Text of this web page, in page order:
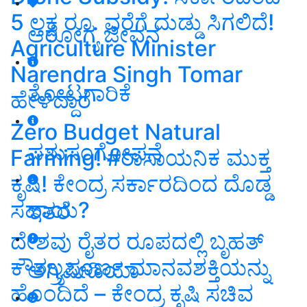
ಆರೋಗ್ಯ ಜೀವನ
ತೋಟಗಾರಿಕೆ
ಪಶುಸಂಗೋಪನೆ
ಇತರೆ
ಅಗ್ರಿಪೀಡಿಯಾ
5 ಲಕ್ಷ ರೂ. ವರೆಗೆ ದುಡ್ಡು ಸಿಗಲಿದೆ!
Agriculture Minister
Narendra Singh Tomar
ಹೇಳಿದ್ದಾರೆ
Zero Budget Natural
Farming! #ರಾಸಾಯನಿಕ ಮುಕ್ತ
ಕೃಷಿ! ಕೇಂದ್ರ ಸರ್ಕಾರದಿಂದ ದೊಡ್ಡ
ಸಹಾಯ?
ದೇಶವು ರೈತರ ರೂಪದಲ್ಲಿ ಬೃಹತ್
ಕೌಶಲ್ಯಪೂರ್ಣ ಮಾನವಶಕ್ತಿಯನ್ನು
ಹೊಂದಿದೆ – ಕೇಂದ್ರ ಕೃಷಿ ಸಚಿವ